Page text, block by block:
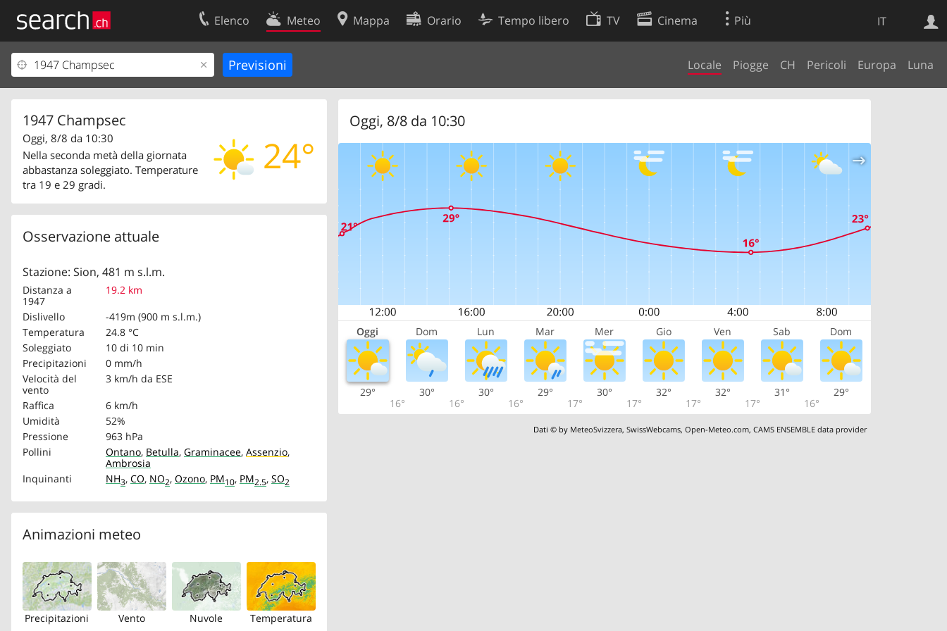
IT
Elenco Meteo Mappa Orario Tempo libero TV Cinema Più
Locale Piogge CH Pericoli Europa Luna
1947 Champsec
24°
Oggi, 8/8 da 10:30
Nella seconda metà della giornata
abbastanza soleggiato. Temperature
tra 19 e 29 gradi.
Osservazione attuale
Stazione: Sion, 481 m s.l.m.
Distanza a
1947
19.2 km
Dislivello
-419m (900 m s.l.m.)
Temperatura
24.8 °C
Soleggiato
10 di 10 min
Precipitazioni
0 mm/h
Velocità del
vento
3 km/h da ESE
Raffica
6 km/h
Umidità
52%
Pressione
963 hPa
Pollini
Ontano, Betulla, Graminacee, Assenzio,
Ambrosia
Inquinanti
NH3, CO, NO2, Ozono, PM10, PM2.5, SO2
Animazioni meteo
Precipitazioni Vento Nuvole Temperatura
Oggi, 8/8 da 10:30
Oggi Dom Lun Mar Mer Gio Ven Sab Dom
29°
16°
30°
16°
30°
16°
29°
17°
30°
17°
32°
17°
32°
17°
31°
16°
29°
Dati © by MeteoSvizzera,SwissWebcams,Open-Meteo.com,CAMS ENSEMBLE data provider
Ricerca Web
Il vostro profolio
Area clienti
Informazioni Legali
Contatti
Condizioni d’uso
Preferenze cookie